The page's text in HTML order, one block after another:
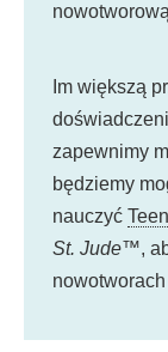
Im większą
zapewnimy
będziemy
nauczyć
St. Jude™,
nowotworach